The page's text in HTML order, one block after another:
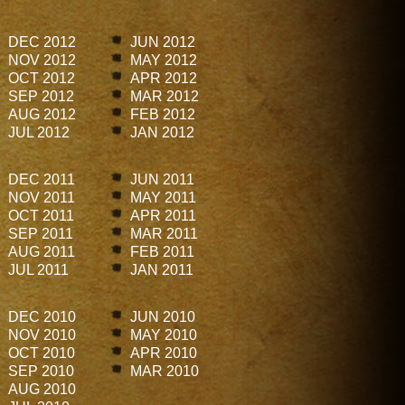
DEC 2012
NOV 2012
OCT 2012
SEP 2012
AUG 2012
JUL 2012
JUN 2012
MAY 2012
APR 2012
MAR 2012
FEB 2012
JAN 2012
DEC 2011
NOV 2011
OCT 2011
SEP 2011
AUG 2011
JUL 2011
JUN 2011
MAY 2011
APR 2011
MAR 2011
FEB 2011
JAN 2011
DEC 2010
NOV 2010
OCT 2010
SEP 2010
AUG 2010
JUN 2010
MAY 2010
APR 2010
MAR 2010